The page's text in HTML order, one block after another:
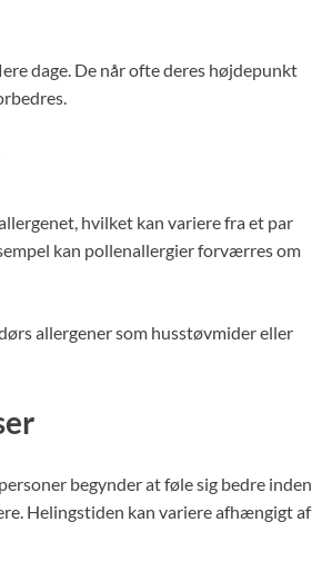
dage. De når ofte deres højdepunkt
hvilket kan variere fra et par
kan pollenallergier forværres om
allergener som husstøvmider eller
begynder at føle sig bedre inden
Helingstiden kan variere afhængigt af